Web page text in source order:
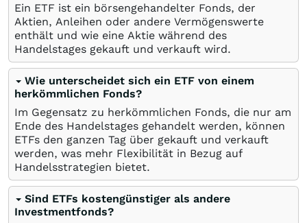
Ein ETF ist ein börsengehandelter Fonds, der
Aktien, Anleihen oder andere Vermögenswerte
enthält und wie eine Aktie während des
Handelstages gekauft und verkauft wird.
Wie unterscheidet sich ein ETF von einem
herkömmlichen Fonds?
Im Gegensatz zu herkömmlichen Fonds, die nur am
Ende des Handelstages gehandelt werden, können
ETFs den ganzen Tag über gekauft und verkauft
werden, was mehr Flexibilität in Bezug auf
Handelsstrategien bietet.
Sind ETFs kostengünstiger als andere
Investmentfonds?